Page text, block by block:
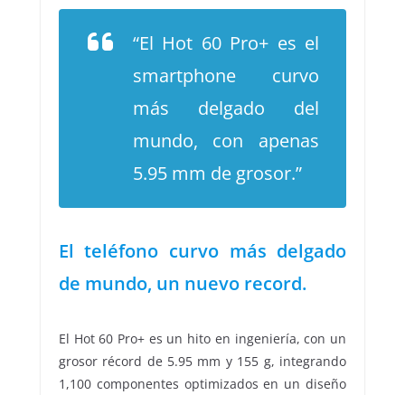
“El Hot 60 Pro+ es el
smartphone curvo
más delgado del
mundo, con apenas
5.95 mm de grosor.”
El teléfono curvo más delgado
de mundo, un nuevo record.
El Hot 60 Pro+ es un hito en ingeniería, con un
grosor récord de 5.95 mm y 155 g, integrando
1,100 componentes optimizados en un diseño